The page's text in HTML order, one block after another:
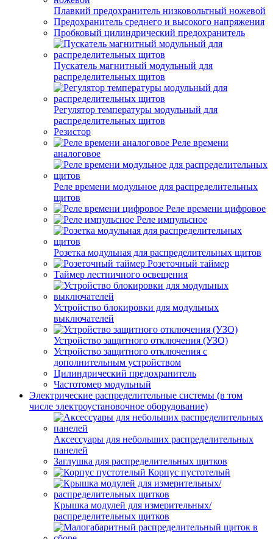
Плавкий предохранитель низковольтный ножевой
Предохранитель среднего и высокого напряжения
Пробковый цилиндрический предохранитель
Пускатель магнитный модульный для
распределительных щитов
Регулятор температуры модульный для
распределительных щитов
Резистор
Реле времени
аналоговое
Реле времени модульное для распределительных
щитов
Реле времени цифровое
Реле импульсное
Розетка модульная для распределительных щитов
Розеточный таймер
Таймер лестничного освещения
Устройство блокировки для модульных
выключателей
Устройство защитного отключения (УЗО)
Устройство защитного отключения с
дополнительным устройством
Цилиндрический предохранитель
Частотомер модульный
Электрические распределительные системы (в том
числе электроустановочное оборудование)
Аксессуары для небольших распределительных
панелей
Заглушка для распределительных щитков
Корпус пустотелый
Крышка модулей для измерительных/
распределительных щитков